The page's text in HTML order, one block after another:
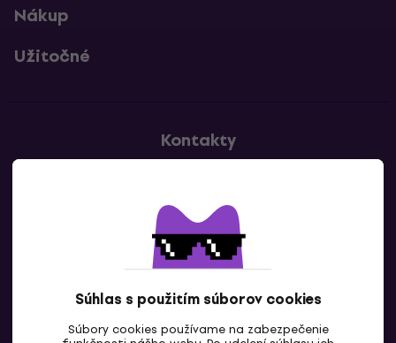
Súhlas s použitím súborov cookies
Súbory cookies používame na zabezpečenie
Nákup
Užitočné
Kontakty